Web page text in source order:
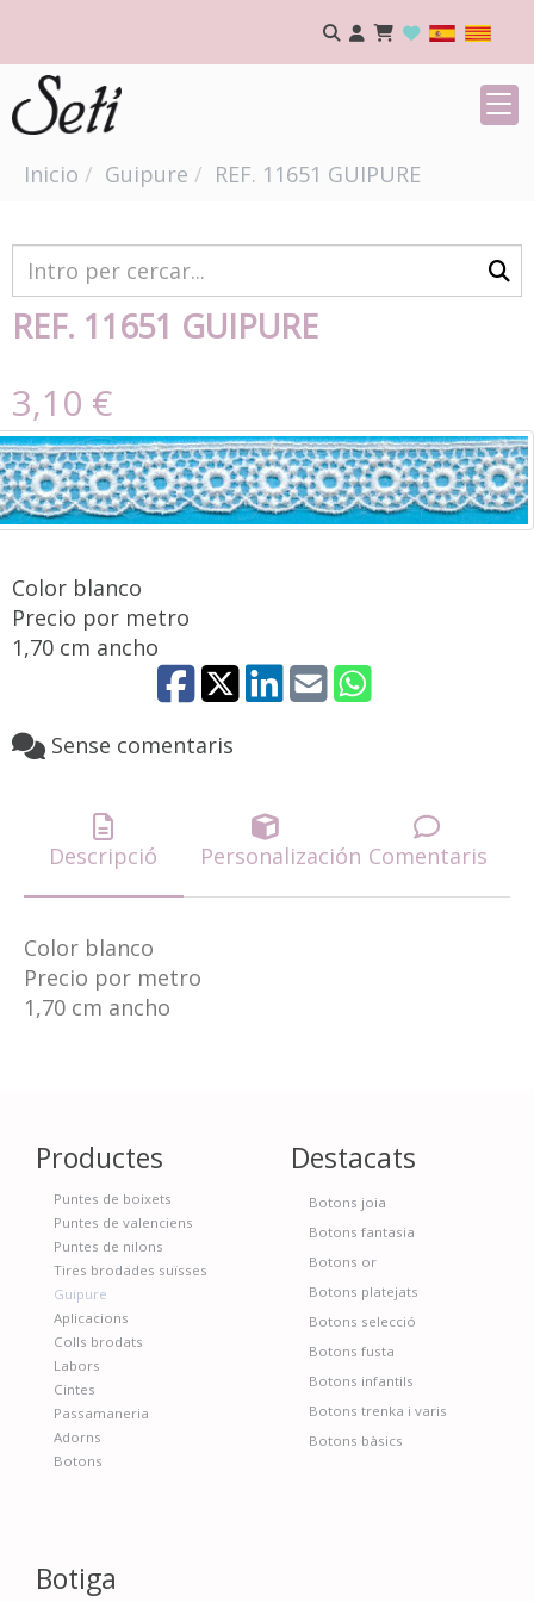
Inicio Guipure REF. 11651 GUIPURE
REF. 11651 GUIPURE
3,10 €
Color blanco
Precio por metro
1,70 cm ancho
Sense comentaris
Descripció Personalización Comentaris
Color blanco
Precio por metro
1,70 cm ancho
Productes
Puntes de boixets
Puntes de valenciens
Puntes de nilons
Tires brodades suïsses
Guipure
Aplicacions
Colls brodats
Labors
Cintes
Passamaneria
Adorns
Botons
Destacats
Botons joia
Botons fantasia
Botons or
Botons platejats
Botons selecció
Botons fusta
Botons infantils
Botons trenka i varis
Botons bàsics
Botiga